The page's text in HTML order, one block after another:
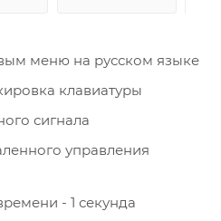
меню на русском языке
клавиатуры
сигнала
управления
- 1 секунда